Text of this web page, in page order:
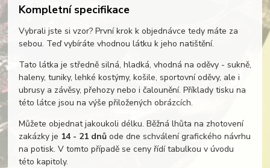
Kompletní specifikace
Vybrali jste si vzor? První krok k objednávce tedy máte za
sebou. Teď vybíráte vhodnou látku k jeho natištění.
Tato látka je středně silná, hladká, vhodná na oděvy - sukně,
haleny, tuniky, lehké kostýmy, košile, sportovní oděvy, ale i
ubrusy a závěsy, přehozy nebo i čalounění. Příklady tisku na
této látce jsou na výše přiložených obrázcích.
Můžete objednat jakoukoli délku. Běžná lhůta na zhotovení
zakázky je 14 - 21 dnůode dne schválení grafického návrhu
na potisk. V tomto případě se ceny řídí tabulkou v úvodu
této kapitoly.